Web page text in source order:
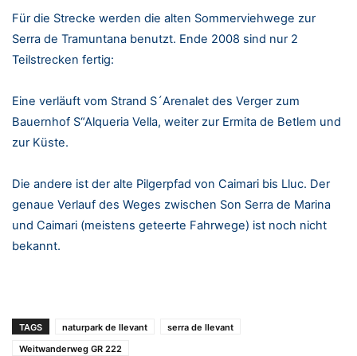
Für die Strecke werden die alten Sommerviehwege zur
Serra de Tramuntana benutzt. Ende 2008 sind nur 2
Teilstrecken fertig:
Eine verläuft vom Strand S´Arenalet des Verger zum
Bauernhof S“Alqueria Vella, weiter zur Ermita de Betlem und
zur Küste.
Die andere ist der alte Pilgerpfad von Caimari bis Lluc. Der
genaue Verlauf des Weges zwischen Son Serra de Marina
und Caimari (meistens geteerte Fahrwege) ist noch nicht
bekannt.
TAGS naturpark de llevant
serra de llevant
Weitwanderweg GR 222